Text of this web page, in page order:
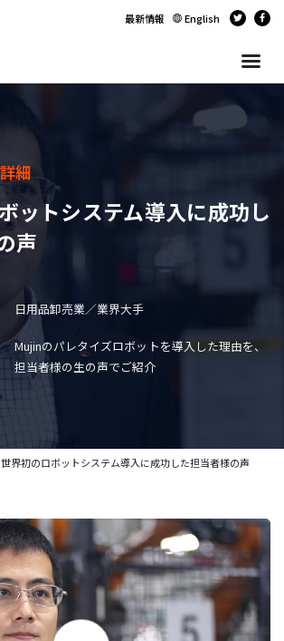
最新情報 English
細
ットシステム導入に成功し
声
日用品卸売業／業界大手
Mujinのパレタイズロボットを導入した理由を、
担当者様の生の声でご紹介
世界初のロボットシステム導入に成功した担当者様の声